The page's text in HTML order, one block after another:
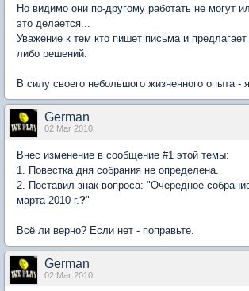
Но видимо они по-другому работать не могут
это делается...
Уважение к тем кто пишет письма и предлагает
либо решений.
В силу своего небольшого жизненного опыта -
German
02 Mar 2010
Внес изменение в сообщение #1 этой темы:
1. Повестка дня собрания не определена.
2. Поставил знак вопроса: "Очередное
марта 2010 г.?"
Всё ли верно? Если нет - поправьте.
German
02 Mar 2010